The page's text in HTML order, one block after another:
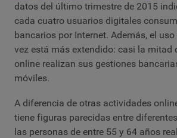
datos del último trimestre de 2015
cada cuatro usuarios digitales
bancarios por Internet. Además, el
vez está más extendido: casi la mitad
online realizan sus gestiones
móviles.
A diferencia de otras actividades
tiene figuras parecidas entre
las personas de entre 55 y 64 años